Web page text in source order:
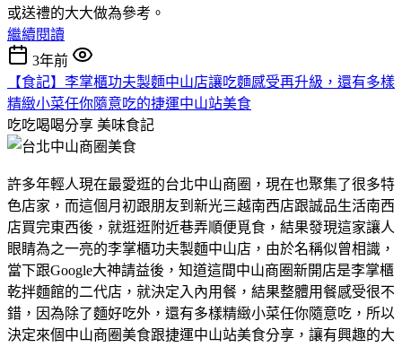
或送禮的大大做為參考。
繼續閱讀
3年前
【食記】李掌櫃功夫製麵中山店讓吃麵感受再升級，還有多樣
精緻小菜任你隨意吃的捷運中山站美食
吃吃喝喝分享 美味食記
許多年輕人現在最愛逛的台北中山商圈，現在也聚集了很多特
色店家，而這個月初跟朋友到新光三越南西店跟誠品生活南西
店買完東西後，就逛逛附近巷弄順便覓食，結果發現這家讓人
眼睛為之一亮的李掌櫃功夫製麵中山店，由於名稱似曾相識，
當下跟Google大神請益後，知道這間中山商圈新開店是李掌櫃
乾拌麵館的二代店，就決定入內用餐，結果整體用餐感受很不
錯，因為除了麵好吃外，還有多樣精緻小菜任你隨意吃，所以
決定來個中山商圈美食跟捷運中山站美食分享，讓有興趣的大